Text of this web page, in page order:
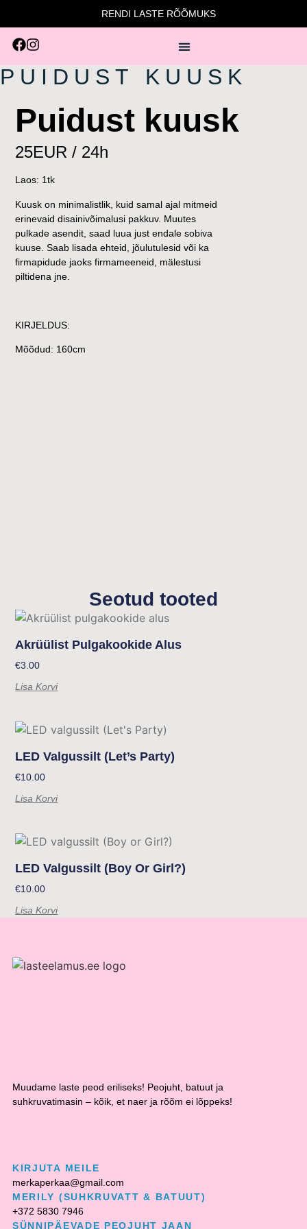
RENDI LASTE RÕÕMUKS
PUIDUST KUUSK
Puidust kuusk
25EUR / 24h
Laos: 1tk
Kuusk on minimalistlik, kuid samal ajal mitmeid
erinevaid disainivõimalusi pakkuv. Muutes
pulkade asendit, saad luua just endale sobiva
kuuse. Saab lisada ehteid, jõulutulesid või ka
firmapidude jaoks firmameeneid, mälestusi
piltidena jne.
KIRJELDUS:
Mõõdud: 160cm
Seotud tooted
Akrüülist Pulgakookide Alus
€3.00
Lisa Korvi
LED Valgussilt (Let’s Party)
€10.00
Lisa Korvi
LED Valgussilt (Boy Or Girl?)
€10.00
Lisa Korvi
Muudame laste peod eriliseks! Peojuht, batuut ja
suhkruvatimasin – kõik, et naer ja rõõm ei lõppeks!
KIRJUTA MEILE
merkaperkaa@gmail.com
MERILY (SUHKRUVATT & BATUUT)
+372 5830 7946
SÜNNIPÄEVADE PEOJUHT JAAN